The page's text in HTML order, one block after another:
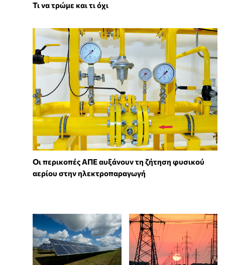
Τι να τρώμε και τι όχι
Οι περικοπές ΑΠΕ αυξάνουν τη ζήτηση φυσικού
αερίου στην ηλεκτροπαραγωγή